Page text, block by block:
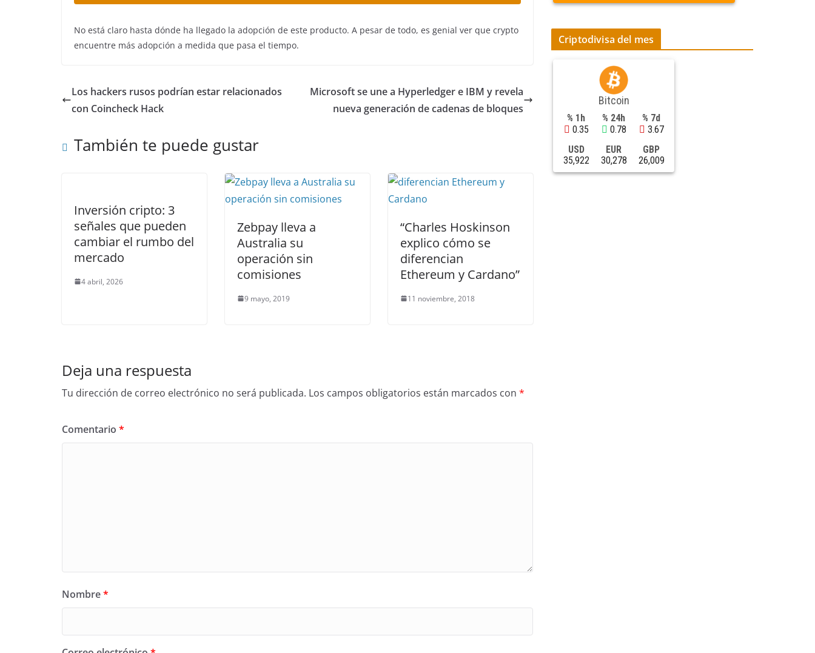
No está claro hasta dónde ha llegado la adopción de este producto. A pesar de todo, es genial ver que crypto
encuentre más adopción a medida que pasa el tiempo.
Los hackers rusos podrían estar relacionados
con Coincheck Hack
Microsoft se une a Hyperledger e IBM y revela
nueva generación de cadenas de bloques
También te puede gustar
Inversión cripto: 3
señales que pueden
cambiar el rumbo del
mercado
4 abril, 2026
Zebpay lleva a
Australia su
operación sin
comisiones
9 mayo, 2019
“Charles Hoskinson
explico cómo se
diferencian
Ethereum y Cardano”
11 noviembre, 2018
Deja una respuesta
Tu dirección de correo electrónico no será publicada. Los campos obligatorios están marcados con *
Comentario *
Nombre*
Criptodivisa del mes
Bitcoin
% 1h
0.35
% 24h
0.78
% 7d
3.67
USD
35,922
EUR
30,278
GBP
26,009